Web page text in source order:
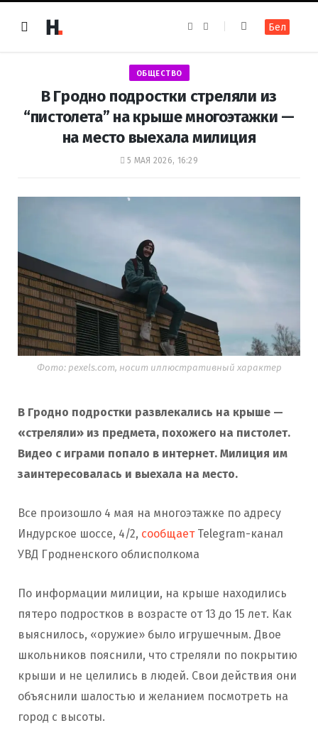
e
k
t
a
m
Бел
ОБЩЕСТВО
В Гродно подростки стреляли из
“пистолета” на крыше многоэтажки —
на место выехала милиция
5 МАЯ 2026, 16:29
Фото: pexels.com, носит иллюстративный характер
В Гродно подростки развлекались на крыше —
«стреляли» из предмета, похожего на пистолет.
Видео с играми попало в интернет. Милиция им
заинтересовалась и выехала на место.
Все произошло 4 мая на многоэтажке по адресу
Индурское шоссе, 4/2, сообщаетTelegram-канал
УВД Гродненского облисполкома
По информации милиции, на крыше находились
пятеро подростков в возрасте от 13 до 15 лет. Как
выяснилось, «оружие» было игрушечным. Двое
школьников пояснили, что стреляли по покрытию
крыши и не целились в людей. Свои действия они
объяснили шалостью и желанием посмотреть на
город с высоты.